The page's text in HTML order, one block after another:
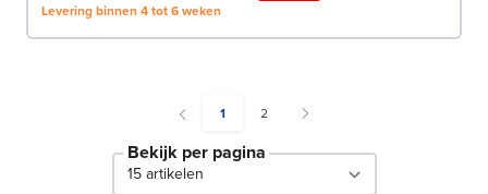
Levering binnen 4 tot 6 weken
You're currently reading page
1 Pagina
2
Bekijk per pagina